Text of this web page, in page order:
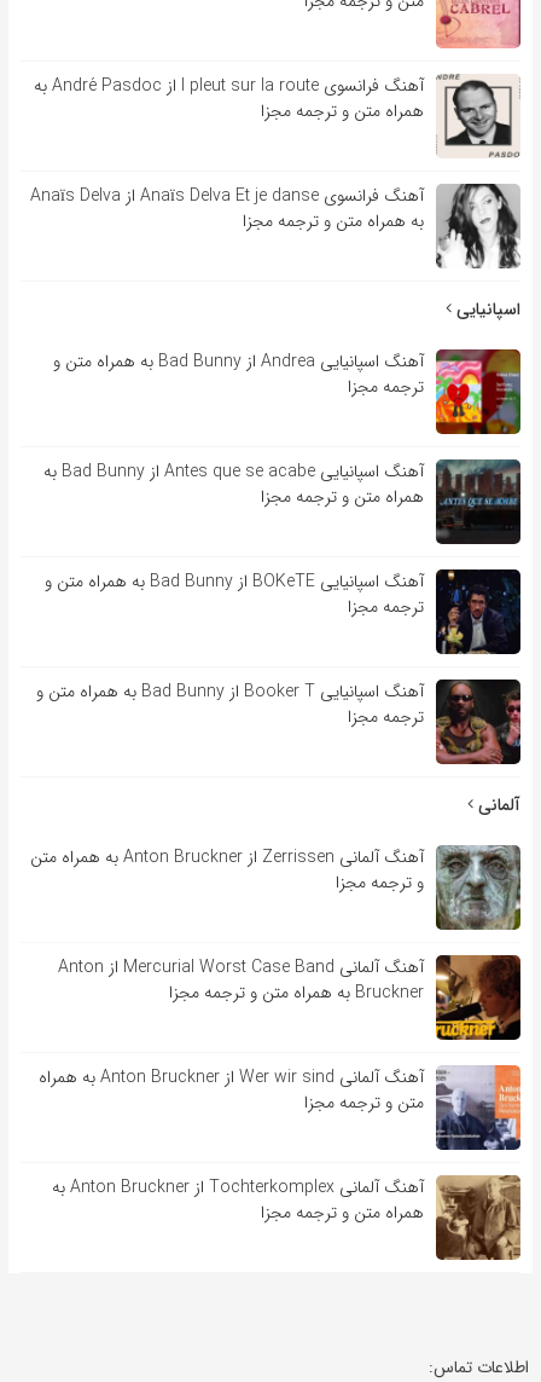
آهنگ فرانسوی l pleut sur la route از André Pasdoc به
همراه متن و ترجمه مجزا
آهنگ فرانسوی Anaïs Delva Et je danse از Anaïs Delva
به همراه متن و ترجمه مجزا
اسپانیایی
آهنگ اسپانیایی Andrea از Bad Bunny به همراه متن و
ترجمه مجزا
آهنگ اسپانیایی Antes que se acabe از Bad Bunny به
همراه متن و ترجمه مجزا
آهنگ اسپانیایی BOKeTE از Bad Bunny به همراه متن و
ترجمه مجزا
آهنگ اسپانیایی Booker T از Bad Bunny به همراه متن و
ترجمه مجزا
آلمانی
آهنگ آلمانی Zerrissen از Anton Bruckner به همراه متن
و ترجمه مجزا
آهنگ آلمانی Mercurial Worst Case Band از Anton
Bruckner به همراه متن و ترجمه مجزا
آهنگ آلمانی Wer wir sind از Anton Bruckner به همراه
متن و ترجمه مجزا
آهنگ آلمانی Tochterkomplex از Anton Bruckner به
همراه متن و ترجمه مجزا
اطلاعات تماس: